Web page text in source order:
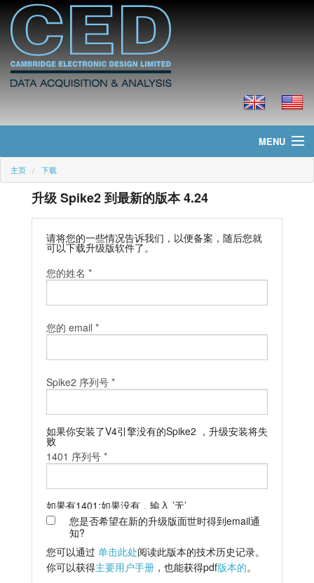
MENU
主页
主页 下载
升级 Spike2 到最新的版本 4.24
请将您的一些情况告诉我们，以便备案，随后您就
可以下载升级版软件了。
您的姓名 *
您的 email *
Spike2 序列号 *
如果你安装了V4引擎没有的Spike2 ，升级安装将失
败
1401 序列号 *
如果有1401;如果没有，输入 ’无’
您是否希望在新的升级版面世时得到email通
知?
您可以通过 单击此处阅读此版本的技术历史记录。
你可以获得主要用户手册，也能获得pdf版本的。